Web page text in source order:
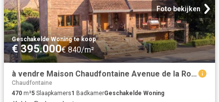
Foto bekijken
Geschakelde Woning·te koop
€ 395.000€ 840/m²
à vendre Maison Chaudfontaine Avenue de la Rochette
Chaudfontaine
470 m²5 Slaapkamers1 BadkamerGeschakelde Woning